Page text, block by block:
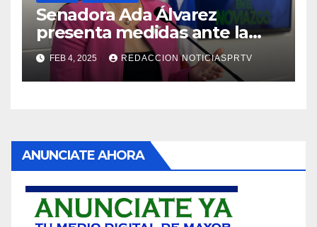
Senadora Ada Álvarez
presenta medidas ante la
violencia en el noviazgo
FEB 4, 2025 REDACCION NOTICIASPRTV
ANUNCIATE AHORA